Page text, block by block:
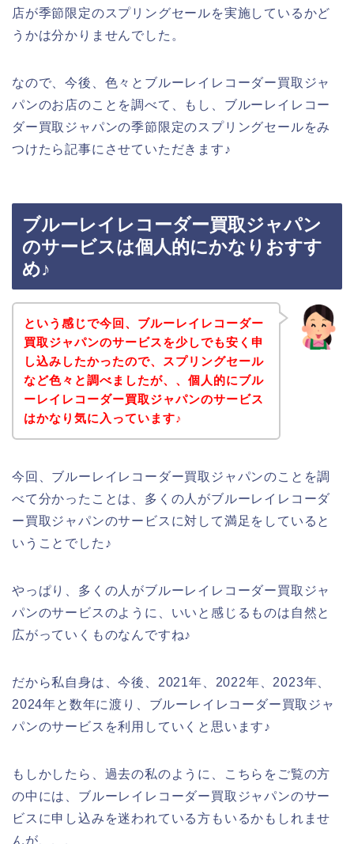
店が季節限定のスプリングセールを実施しているかど
うかは分かりませんでした。
なので、今後、色々とブルーレイレコーダー買取ジャ
パンのお店のことを調べて、もし、ブルーレイレコー
ダー買取ジャパンの季節限定のスプリングセールをみ
つけたら記事にさせていただきます♪
ブルーレイレコーダー買取ジャパン
のサービスは個人的にかなりおすす
め♪
という感じで今回、ブルーレイレコーダー
買取ジャパンのサービスを少しでも安く申
し込みしたかったので、スプリングセール
など色々と調べましたが、、個人的にブル
ーレイレコーダー買取ジャパンのサービス
はかなり気に入っています♪
今回、ブルーレイレコーダー買取ジャパンのことを調
べて分かったことは、多くの人がブルーレイレコーダ
ー買取ジャパンのサービスに対して満足をしていると
いうことでした♪
やっぱり、多くの人がブルーレイレコーダー買取ジャ
パンのサービスのように、いいと感じるものは自然と
広がっていくものなんですね♪
だから私自身は、今後、2021年、2022年、2023年、
2024年と数年に渡り、ブルーレイレコーダー買取ジャ
パンのサービスを利用していくと思います♪
もしかしたら、過去の私のように、こちらをご覧の方
の中には、ブルーレイレコーダー買取ジャパンのサー
ビスに申し込みを迷われている方もいるかもしれませ
んが、、、